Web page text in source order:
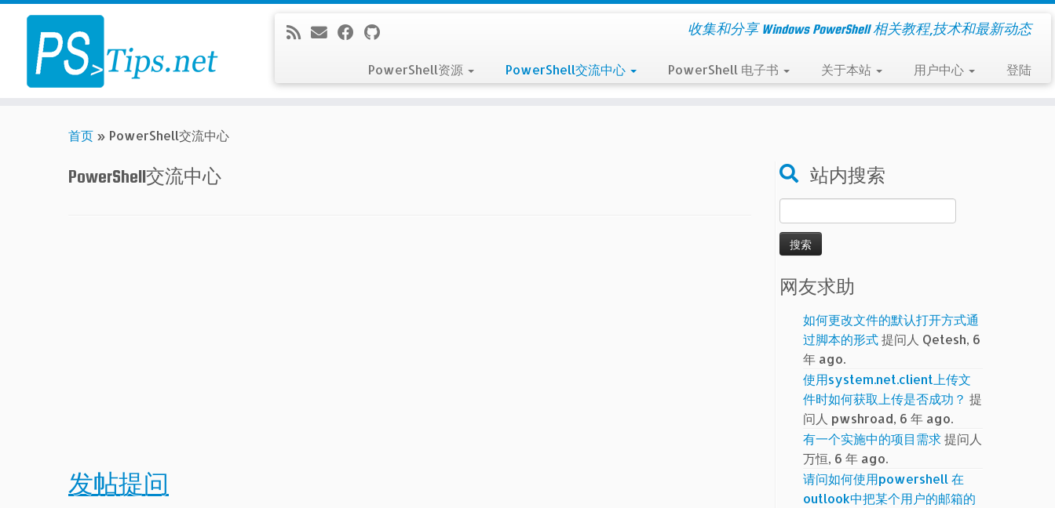
Skip
content
收集和分享 Windows PowerShell 相关教程,技术和最新动态
PowerShell资源 PowerShell交流中心 PowerShell 电子书 关于本站 用户中心 登陆
首页 » PowerShell交流中心
PowerShell交流中心
发帖提问
站内搜索
索：
网友求助
如何更改文件的默认打开方式通
过脚本的形式提问人 Qetesh, 6
年 ago.
使用system.net.client上传文
件时如何获取上传是否成功？ 提
问人 pwshroad, 6 年 ago.
有一个实施中的项目需求提问人
万恒, 6 年 ago.
请问如何使用powershell 在
outlook中把某个用户的邮箱的